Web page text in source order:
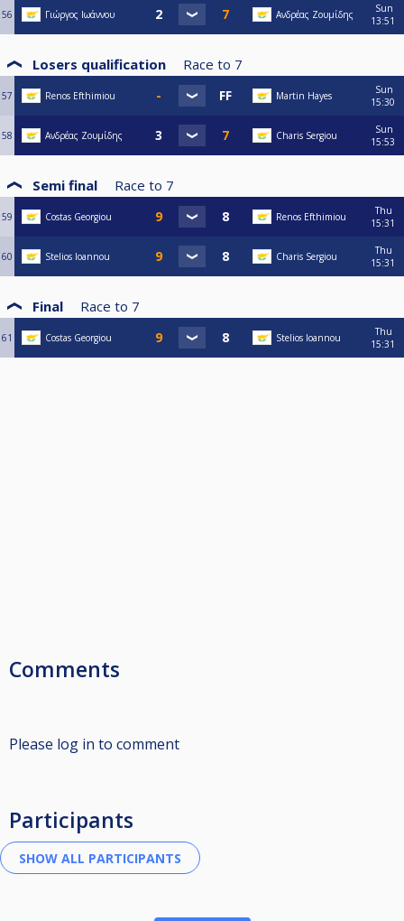
56 Γιώργος Ιωάννου Ανδρέας Ζουμίδης
Sun
13:51
Losers qualification Race to 7
57 Renos Efthimiou Martin Hayes
Sun
15:30
58 Ανδρέας Ζουμίδης Charis Sergiou
Sun
15:53
Semi final Race to 7
59 Costas Georgiou Renos Efthimiou
Thu
15:31
60 Stelios Ioannou Charis Sergiou
Thu
15:31
Final Race to 7
61 Costas Georgiou Stelios Ioannou
Thu
15:31
Comments
Please log in to comment
Participants